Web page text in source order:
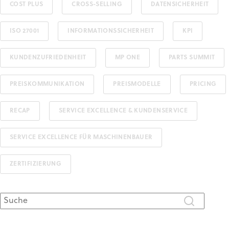
COST PLUS CROSS-SELLING DATENSICHERHEIT
ISO 27001 INFORMATIONSSICHERHEIT KPI
KUNDENZUFRIEDENHEIT MP ONE PARTS SUMMIT
PREISKOMMUNIKATION PREISMODELLE PRICING
RECAP SERVICE EXCELLENCE & KUNDENSERVICE
SERVICE EXCELLENCE FÜR MASCHINENBAUER
ZERTIFIZIERUNG
Dies ist ein Suchfeld mit einer automatischen Vorschlagsfunktion.